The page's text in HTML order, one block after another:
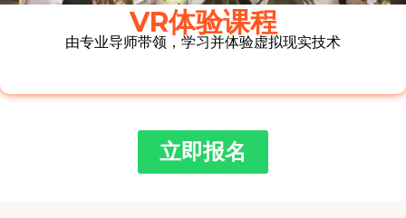
VR体验课程
由专业导师带领，学习并体验虚拟现实技术
立即报名